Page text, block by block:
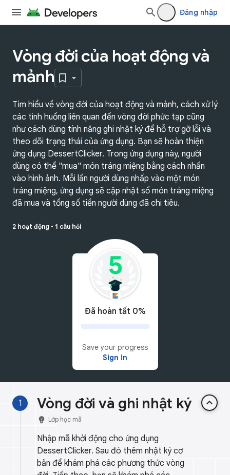
Đăng nhập
Vòng đời của hoạt động và
mảnh
Tìm hiểu về vòng đời của hoạt động và mảnh, cách xử lý
các tình huống liên quan đến vòng đời phức tạp cũng
như cách dùng tính năng ghi nhật ký để hỗ trợ gỡ lỗi và
theo dõi trạng thái của ứng dụng. Bạn sẽ hoàn thiện
ứng dụng DessertClicker. Trong ứng dụng này, người
dùng có thể "mua" món tráng miệng bằng cách nhấn
vào hình ảnh. Mỗi lần người dùng nhấp vào một món
tráng miệng, ứng dụng sẽ cập nhật số món tráng miệng
đã mua và tổng số tiền người dùng đã chi tiêu.
2 hoạt động • 1 câu hỏi
Đã hoàn tất 0%
Save your progress
Sign in
1 Vòng đời và ghi nhật ký keyboard_arrow_up
emoji_objects Lớp học mã
Nhập mã khởi động cho ứng dụng
DessertClicker. Sau đó thêm nhật ký cơ
bản để khám phá các phương thức vòng